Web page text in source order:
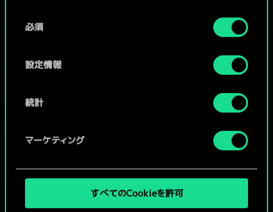
詳細は、下記の「設定」メニューでご確認ください。
必須
設定情報
統計
マーケティング
すべてのCookieを許可